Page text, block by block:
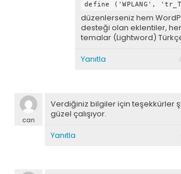
define ('WPLANG',
düzenlerseniz hem
desteği olan eklentiler,
temalar (Lightword)
Yanıtla
can
Verdiğiniz bilgiler için teşekkürler
güzel çalışıyor.
Yanıtla